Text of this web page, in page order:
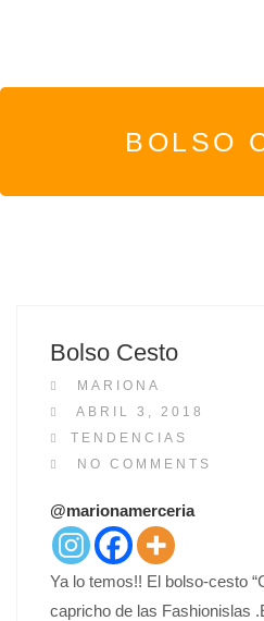
BOLSO
Bolso Cesto
MARIONA
P
O
S
E
D
O
ABRIL 3, 2018
TENDENCIAS
NO COMMENTS
@marionamerceria
Ya lo temos!! El bolso-cesto
capricho de las Fashionislas